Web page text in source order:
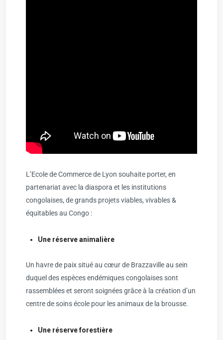
L’Ecole de Commerce de Lyon souhaite porter, en
partenariat avec la diaspora et les institutions
congolaises, de grands projets viables, vivables &
équitables au Congo :
Une réserve animalière
Un havre de paix situé au cœur de Brazzaville au sein
duquel des espèces endémiques congolaises sont
rassemblées et seront soignées grâce à la création d’un
centre de soins école pour les animaux de la brousse.
Une réserve forestière